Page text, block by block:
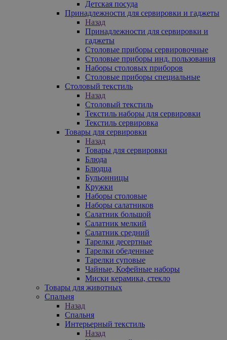
Детская посуда
Принадлежности для сервировки и гаджеты
Назад
Принадлежности для сервировки и
гаджеты
Столовые приборы сервировочные
Столовые приборы инд. пользования
Наборы столовых приборов
Столовые приборы специальные
Столовый текстиль
Назад
Столовый текстиль
Текстиль наборы для сервировки
Текстиль сервировка
Товары для сервировки
Назад
Товары для сервировки
Блюда
Блюдца
Бульонницы
Кружки
Наборы столовые
Наборы салатников
Салатник большой
Салатник мелкий
Салатник средний
Тарелки десертные
Тарелки обеденные
Тарелки суповые
Чайные, Кофейные наборы
Миски керамика, стекло
Товары для животных
Спальня
Назад
Спальня
Интерьерный текстиль
Назад